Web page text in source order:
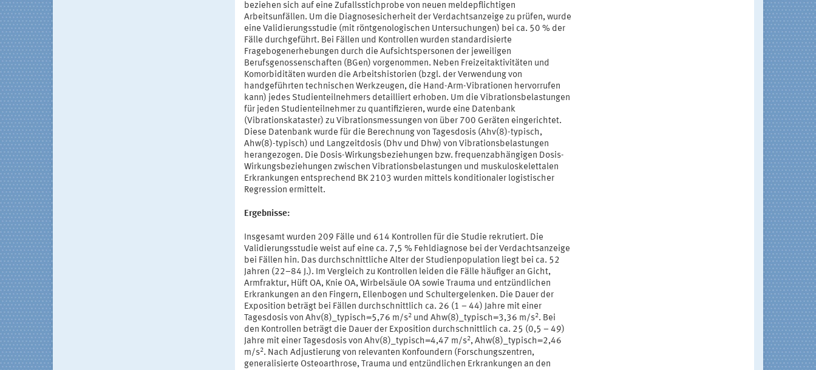
beziehen sich auf eine Zufallsstichprobe von neuen meldepflichtigen
Arbeitsunfällen. Um die Diagnosesicherheit der Verdachtsanzeige zu prüfen, wurde
eine Validierungsstudie (mit röntgenologischen Untersuchungen) bei ca. 50 % der
Fälle durchgeführt. Bei Fällen und Kontrollen wurden standardisierte
Fragebogenerhebungen durch die Aufsichtspersonen der jeweiligen
Berufsgenossenschaften (BGen) vorgenommen. Neben Freizeitaktivitäten und
Komorbiditäten wurden die Arbeitshistorien (bzgl. der Verwendung von
handgeführten technischen Werkzeugen, die Hand-Arm-Vibrationen hervorrufen
kann) jedes Studienteilnehmers detailliert erhoben. Um die Vibrationsbelastungen
für jeden Studienteilnehmer zu quantifizieren, wurde eine Datenbank
(Vibrationskataster) zu Vibrationsmessungen von über 700 Geräten eingerichtet.
Diese Datenbank wurde für die Berechnung von Tagesdosis (Ahv(8)-typisch,
Ahw(8)-typisch) und Langzeitdosis (Dhv und Dhw) von Vibrationsbelastungen
herangezogen. Die Dosis-Wirkungsbeziehungen bzw. frequenzabhängigen Dosis-
Wirkungsbeziehungen zwischen Vibrationsbelastungen und muskuloskelettalen
Erkrankungen entsprechend BK 2103 wurden mittels konditionaler logistischer
Regression ermittelt.
Ergebnisse:
Insgesamt wurden 209 Fälle und 614 Kontrollen für die Studie rekrutiert. Die
Validierungsstudie weist auf eine ca. 7,5 % Fehldiagnose bei der Verdachtsanzeige
bei Fällen hin. Das durchschnittliche Alter der Studienpopulation liegt bei ca. 52
Jahren (22–84 J.). Im Vergleich zu Kontrollen leiden die Fälle häufiger an Gicht,
Armfraktur, Hüft OA, Knie OA, Wirbelsäule OA sowie Trauma und entzündlichen
Erkrankungen an den Fingern, Ellenbogen und Schultergelenken. Die Dauer der
Exposition beträgt bei Fällen durchschnittlich ca. 26 (1 – 44) Jahre mit einer
Tagesdosis von Ahv(8)_typisch=5,76 m/s2 und Ahw(8)_typisch=3,36 m/s2. Bei
den Kontrollen beträgt die Dauer der Exposition durchschnittlich ca. 25 (0,5 – 49)
Jahre mit einer Tagesdosis von Ahv(8)_typisch=4,47 m/s2, Ahw(8)_typisch=2,46
m/s2. Nach Adjustierung von relevanten Konfoundern (Forschungszentren,
generalisierte Osteoarthrose, Trauma und entzündlichen Erkrankungen an den